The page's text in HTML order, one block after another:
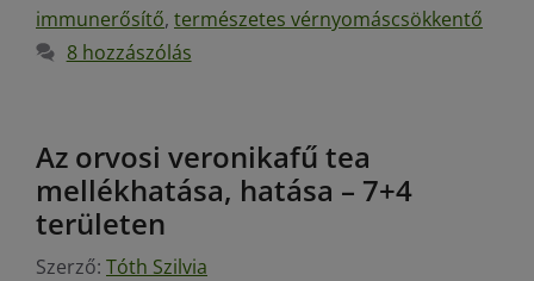
immunerősítő, természetes vérnyomáscsökkentő
8 hozzászólás
Az orvosi veronikafű tea
mellékhatása, hatása – 7+4
területen
Szerző: Tóth Szilvia